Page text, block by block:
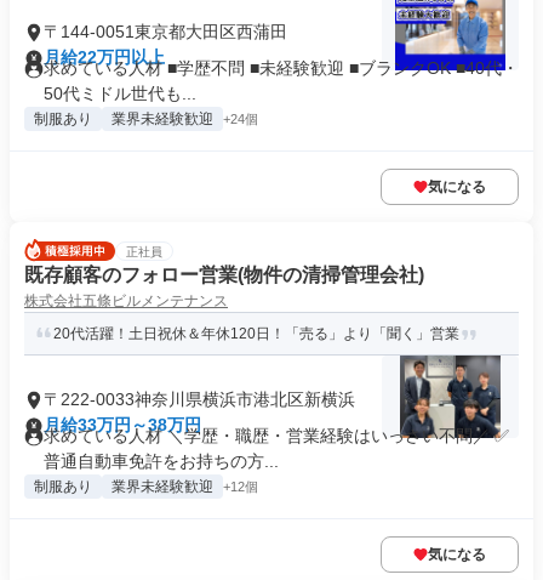
〒144-0051東京都大田区西蒲田
月給22万円以上
求めている人材 ■学歴不問 ■未経験歓迎 ■ブランクOK ■40代・
50代ミドル世代も...
制服あり 業界未経験歓迎 +24個
気になる
正社員
既存顧客のフォロー営業(物件の清掃管理会社)
株式会社五條ビルメンテナンス
20代活躍！土日祝休＆年休120日！「売る」より「聞く」営業
〒222-0033神奈川県横浜市港北区新横浜
月給33万円～38万円
求めている人材 ＼学歴・職歴・営業経験はいっさい不問／ ✅
普通自動車免許をお持ちの方...
制服あり 業界未経験歓迎 +12個
気になる